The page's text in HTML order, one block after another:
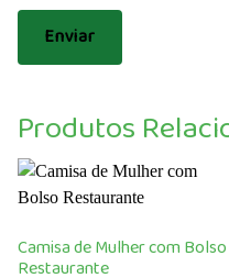
Produtos
Camisa de Mulher com Bolso
Restaurante